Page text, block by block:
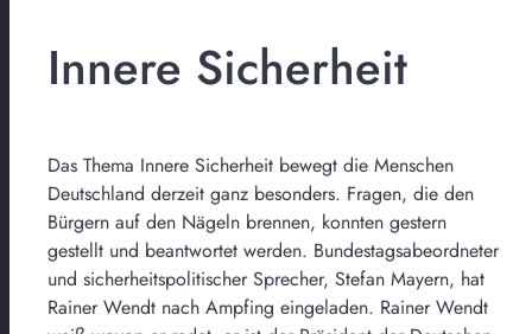
Innere Sicherheit
Das Thema Innere Sicherheit bewegt die Menschen
Deutschland derzeit ganz besonders. Fragen, die den
Bürgern auf den Nägeln brennen, konnten gestern
gestellt und beantwortet werden. Bundestagsabeordneter
und sicherheitspolitischer Sprecher, Stefan Mayern, hat
Rainer Wendt nach Ampfing eingeladen. Rainer Wendt